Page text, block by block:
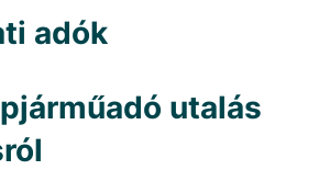
adók
utalás